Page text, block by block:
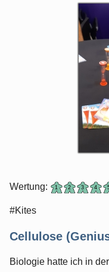
Wertung:
#Kites
Cellulose
Biologie hatte ich in